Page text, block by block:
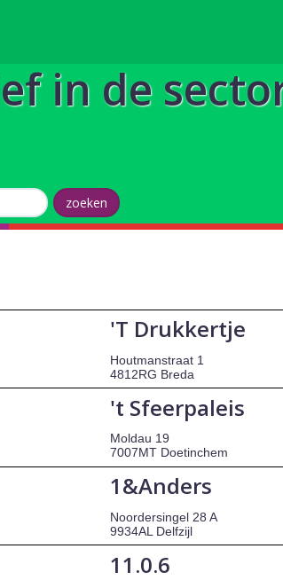
in de
'T Drukkertje
Houtmanstraat 1
4812RG Breda
't Sfeerpaleis
Moldau 19
7007MT Doetinchem
1&Anders
Noordersingel 28 A
9934AL Delfzijl
11.0.6